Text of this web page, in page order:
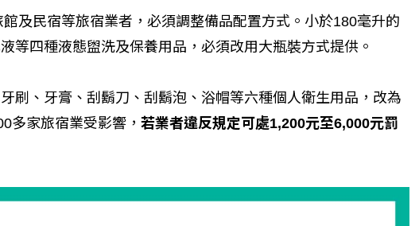
及民宿等旅宿業者，必須調整備品配置方式。小於180毫升的
等四種液態盥洗及保養用品，必須改用大瓶裝方式提供。
刷、牙膏、刮鬍刀、刮鬍泡、浴帽等六種個人衛生用品，改為
多家旅宿業受影響， 若業者違反規定可處1,200元至6,000元罰